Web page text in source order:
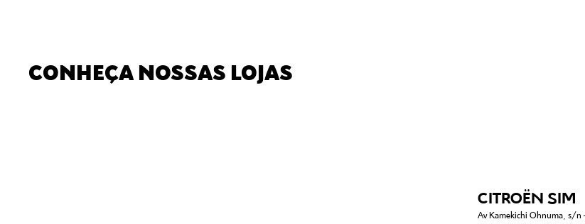
CONHEÇA NOSSAS LOJAS
CITROËN SIM
Av Kamekichi Ohnuma, s/n